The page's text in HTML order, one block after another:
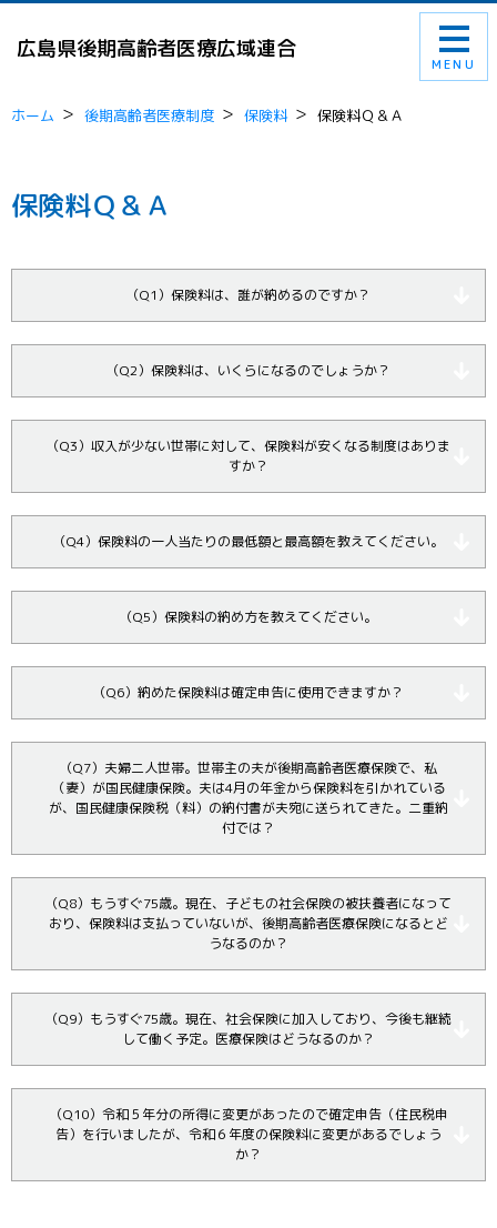
広島県後期高齢者医療広域連合
MENU
ホーム 後期高齢者医療制度 保険料 保険料Ｑ＆Ａ
保険料Ｑ＆Ａ
（Q1）保険料は、誰が納めるのですか？
（Q2）保険料は、いくらになるのでしょうか？
（Q3）収入が少ない世帯に対して、保険料が安くなる制度はありま
すか？
（Q4）保険料の一人当たりの最低額と最高額を教えてください。
（Q5）保険料の納め方を教えてください。
（Q6）納めた保険料は確定申告に使用できますか？
（Q7）夫婦二人世帯。世帯主の夫が後期高齢者医療保険で、私
（妻）が国民健康保険。夫は4月の年金から保険料を引かれている
が、国民健康保険税（料）の納付書が夫宛に送られてきた。二重納
付では？
（Q8）もうすぐ75歳。現在、子どもの社会保険の被扶養者になって
おり、保険料は支払っていないが、後期高齢者医療保険になるとど
うなるのか？
（Q9）もうすぐ75歳。現在、社会保険に加入しており、今後も継続
して働く予定。医療保険はどうなるのか？
（Q10）令和５年分の所得に変更があったので確定申告（住民税申
告）を行いましたが、令和６年度の保険料に変更があるでしょう
か？